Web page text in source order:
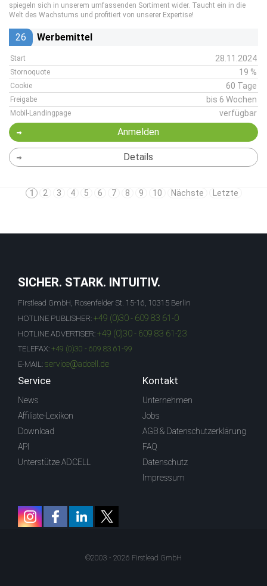
spiegeln sich in unserem umfassenden Sortiment wider. Taucht ein in die
Welt des Wachstums und profitiert von unserer Expertise!
26 Werbemittel
Start 28.11.2024
Stornoquote 19 %
Cookie 60 Tage
Freigabe bis 6 Wochen
Mobil-Landingpage verfügbar
Anmelden
Details
1 2 3 4 5 6 7 8 9 10 Nächste Letzte
SICHER. STARK. INTUITIV.
Firstlead GmbH, Rosenfelder St. 15-16, 10315 Berlin
HOTLINE PUBLISHER: +49 (0)30 - 609 83 61-0
HOTLINE ADVERTISER: +49 (0)30 - 609 83 61-23
TELEFAX: +49 (0)30 - 609 83 61-99
E-MAIL: service@adcell.de
Service
News
Affiliate-Lexikon
Download
API
Unterstütze ADCELL
Kontakt
Unternehmen
Jobs
AGB & Datenschutzerklärung
FAQ
Datenschutz
Impressum
©2003 - 2026 Firstlead GmbH